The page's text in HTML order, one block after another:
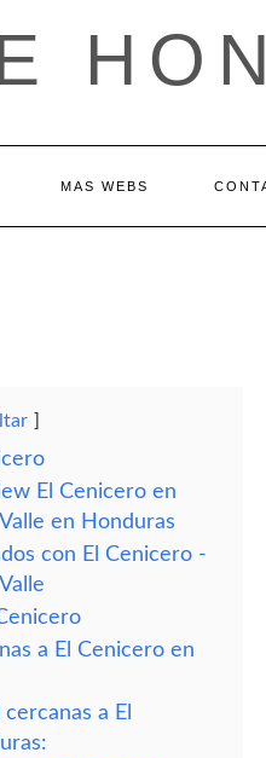
MAS WEBS
El Cenicero en
en Honduras
con El Cenicero -
a El Cenicero en
a El